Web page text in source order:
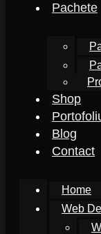
Pachete
Shop
Blog
Contact
Home
Web